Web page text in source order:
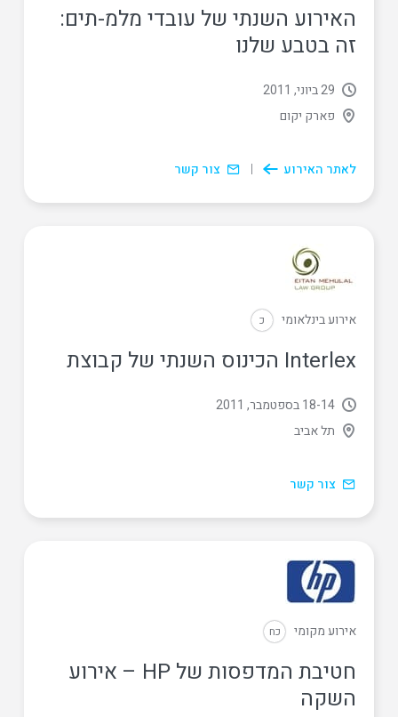
האירוע השנתי של עובדי מלמ-תים:
זה בטבע שלנו
29 ביוני, 2011
פארק יקום
לאתר האירוע צור קשר
Interlex הכינוס השנתי של קבוצת
אירוע בינלאומי כ
14
‏-18 בספטמבר, 2011
תל אביב
צור קשר
חטיבת המדפסות של HP – אירוע
השקה
אירוע מקומי כח